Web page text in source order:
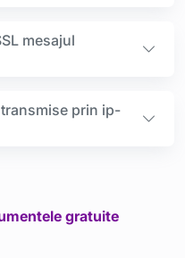
mesajul
prin ip-
gratuite